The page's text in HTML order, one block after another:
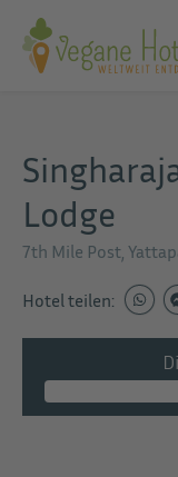
Lodge
7th Mile Post,
Hotel teilen: